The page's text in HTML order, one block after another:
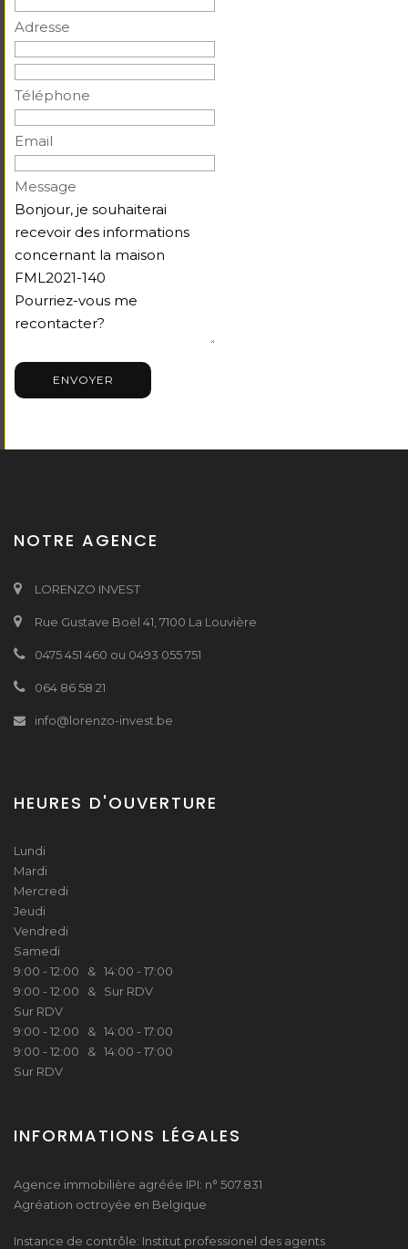
Adresse
Téléphone
Email
Message
ENVOYER
NOTRE AGENCE
LORENZO INVEST
Rue Gustave Boël 41, 7100 La Louvière
0475 451 460 ou 0493 055 751
064 86 58 21
info@lorenzo-invest.be
HEURES D'OUVERTURE
Lundi
Mardi
Mercredi
Jeudi
Vendredi
Samedi
9:00 - 12:00 & 14:00 - 17:00
9:00 - 12:00 & Sur RDV
Sur RDV
9:00 - 12:00 & 14:00 - 17:00
9:00 - 12:00 & 14:00 - 17:00
Sur RDV
INFORMATIONS LÉGALES
Agence immobilière agréée IPI: n° 507.831
Agréation octroyée en Belgique
Instance de contrôle: Institut professionel des agents